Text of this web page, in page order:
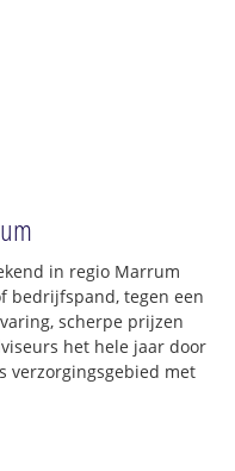
in regio Marrum
bedrijfspand, tegen een
scherpe prijzen
het hele jaar door
verzorgingsgebied met